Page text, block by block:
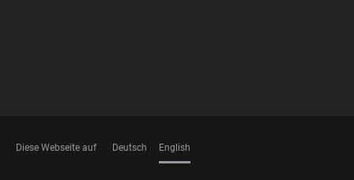
Diese Webseite auf Deutsch English